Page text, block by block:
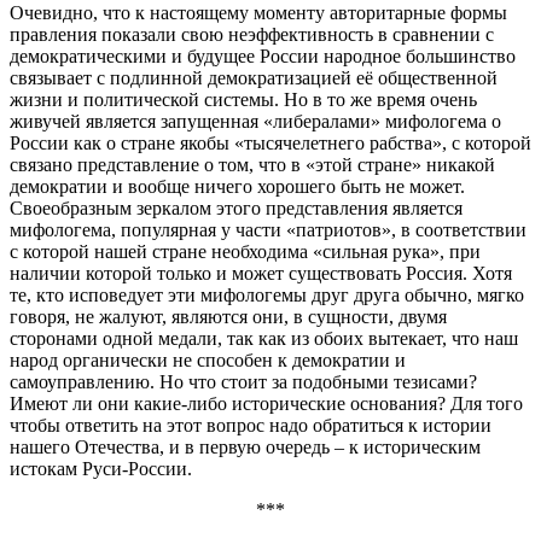
Очевидно, что к настоящему моменту авторитарные формы
правления показали свою неэффективность в сравнении с
демократическими и будущее России народное большинство
связывает с подлинной демократизацией её общественной
жизни и политической системы. Но в то же время очень
живучей является запущенная «либералами» мифологема о
России как о стране якобы «тысячелетнего рабства», с которой
связано представление о том, что в «этой стране» никакой
демократии и вообще ничего хорошего быть не может.
Своеобразным зеркалом этого представления является
мифологема, популярная у части «патриотов», в соответствии
с которой нашей стране необходима «сильная рука», при
наличии которой только и может существовать Россия. Хотя
те, кто исповедует эти мифологемы друг друга обычно, мягко
говоря, не жалуют, являются они, в сущности, двумя
сторонами одной медали, так как из обоих вытекает, что наш
народ органически не способен к демократии и
самоуправлению. Но что стоит за подобными тезисами?
Имеют ли они какие-либо исторические основания? Для того
чтобы ответить на этот вопрос надо обратиться к истории
нашего Отечества, и в первую очередь – к историческим
истокам Руси-России.
***